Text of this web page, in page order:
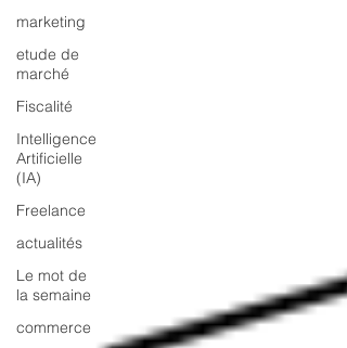
marketing
etude de
marché
Fiscalité
Intelligence
Artificielle
(IA)
Freelance
actualités
Le mot de
la semaine
commerce